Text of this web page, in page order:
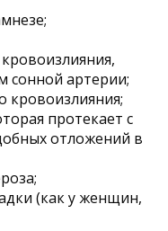
сонной артерии;
кровоизлияния;
протекает с
отложений в
(как у женщин,